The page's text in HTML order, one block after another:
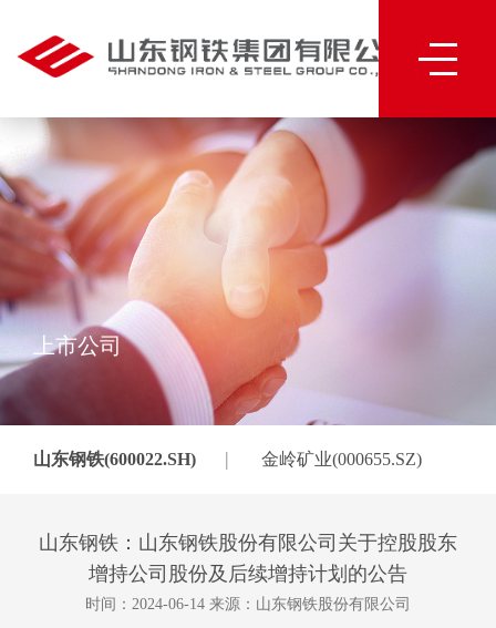
上市公司
山东钢铁(600022.SH) | 金岭矿业(000655.SZ)
山东钢铁：山东钢铁股份有限公司关于控股股东
增持公司股份及后续增持计划的公告
时间：2024-06-14 来源：山东钢铁股份有限公司